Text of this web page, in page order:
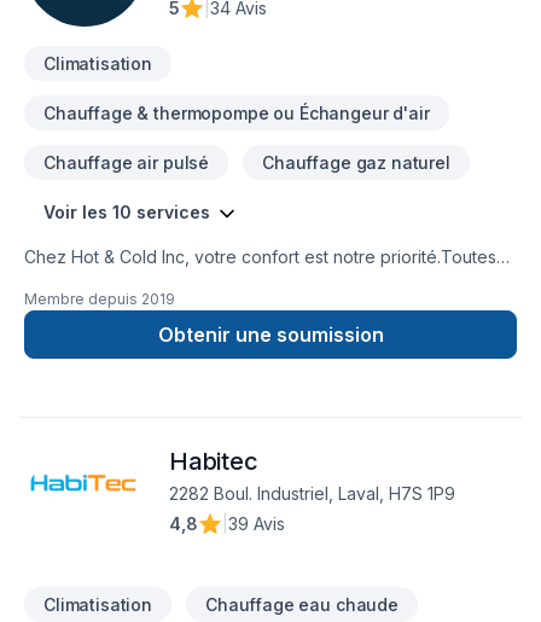
5
34 Avis
Climatisation
Chauffage & thermopompe ou Échangeur d'air
Chauffage air pulsé Chauffage gaz naturel
Voir les 10 services
Chez Hot & Cold Inc, votre confort est notre priorité.Toutes
choisissant nos thermopompes comme votre système de
chauffage et climatisation vous choisissez la durabilité, la
fiabilité et le confort.Faites confiance à notre
Membre depuis 2019
Obtenir une soumission
Habitec
2282 Boul. Industriel, Laval, H7S 1P9
4,8
39 Avis
Climatisation Chauffage eau chaude